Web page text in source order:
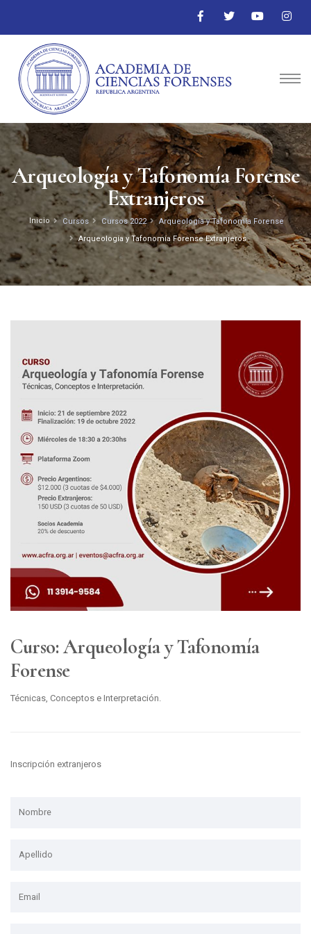
Inicio Cursos Cursos 2022
Arqueología y Tafonomía Forense
Arqueología y Tafonomía Forense Extranjeros
Arqueología y Tafonomía Forense
Extranjeros
Curso: Arqueología y Tafonomía
Forense
Técnicas, Conceptos e Interpretación.
Inscripción extranjeros